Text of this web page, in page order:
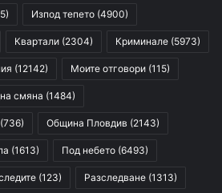
Изпод тепето (4900)
Квартали (2304) Криминале (5973)
(12142) Моите отговори (115)
смяна (1484)
(736) Община Пловдив (2143)
(1613) Под небето (6493)
(123) Разследване (1313)